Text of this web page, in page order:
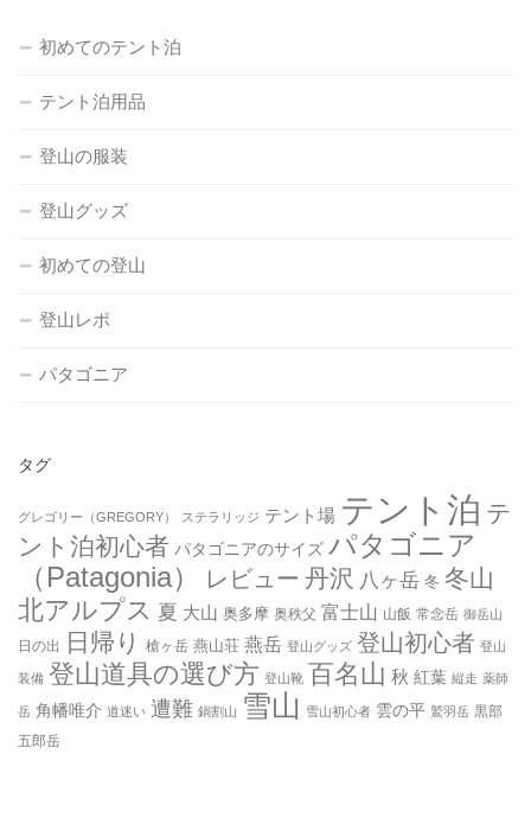
初めてのテント泊
テント泊用品
登山の服装
登山グッズ
初めての登山
登山レポ
パタゴニア
タグ
グレゴリー（GREGORY） ステラリッジ テント場 テント泊 テ
ント泊初心者 パタゴニアのサイズ パタゴニア
（Patagonia）
レビュー 丹沢 八ヶ岳 冬 冬山
北アルプス 夏 大山 奥多摩 奥秩父 富士山 山飯 常念岳 御岳山
日の出 日帰り 槍ヶ岳 燕山荘 燕岳 登山グッズ 登山初心者 登山
装備 登山道具の選び方 登山靴 百名山 秋 紅葉 縦走 薬師
岳 角幡唯介 道迷い 遭難 鍋割山 雪山 雪山初心者 雲の平 鷲羽岳 黒部
五郎岳